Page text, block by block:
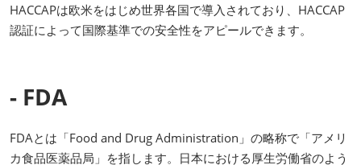
HACCAPは欧米をはじめ世界各国で導入されており、HACCAP
認証によって国際基準での安全性をアピールできます。
- FDA
FDAとは「Food and Drug Administration」の略称で「アメリ
カ食品医薬品局」を指します。日本における厚生労働省のよう